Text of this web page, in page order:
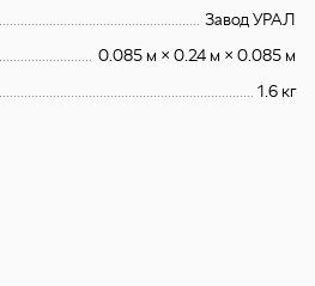
Завод УРАЛ
0.085 м × 0.24 м × 0.085 м
1.6 кг